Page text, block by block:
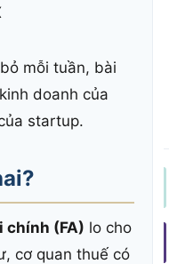
mỗi tuần, bài
doanh của
startup.
chính (FA) lo cho
cơ quan thuế có